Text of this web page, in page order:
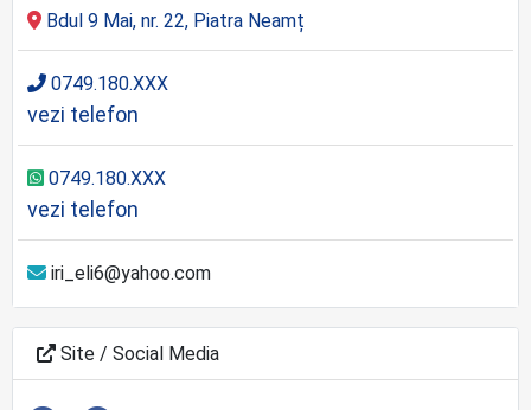
Bdul 9 Mai, nr. 22, Piatra Neamț
0749.180.XXX
vezi telefon
0749.180.XXX
vezi telefon
iri_eli6@yahoo.com
Site / Social Media